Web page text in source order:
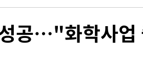
연속 사상 최대
3개 산불, 방화선 일부 구축
기대속 뉴욕증시 혼조 마감 다
공…"화학사업